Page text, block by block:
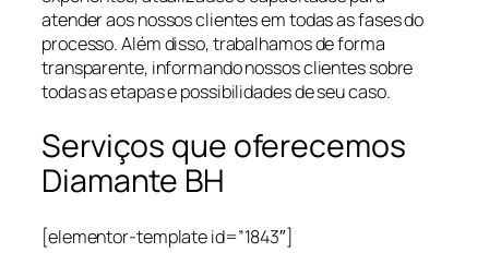
atender aos nossos clientes em todas as fases do
processo. Além disso, trabalhamos de forma
transparente, informando nossos clientes sobre
todas as etapas e possibilidades de seu caso.
Serviços que oferecemos
Diamante BH
[elementor-template id=”1843″]